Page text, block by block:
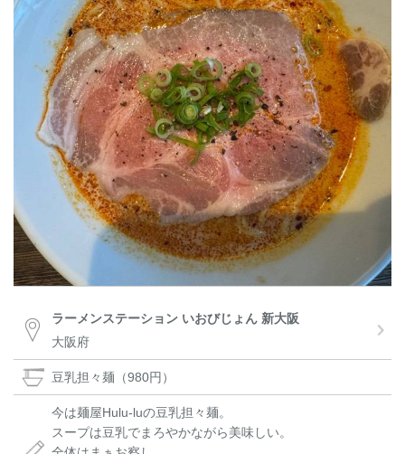
ラーメンステーション いおびじょん 新大阪
大阪府
豆乳担々麺（980円）
今は麺屋Hulu-luの豆乳担々麺。
スープは豆乳でまろやかながら美味しい。